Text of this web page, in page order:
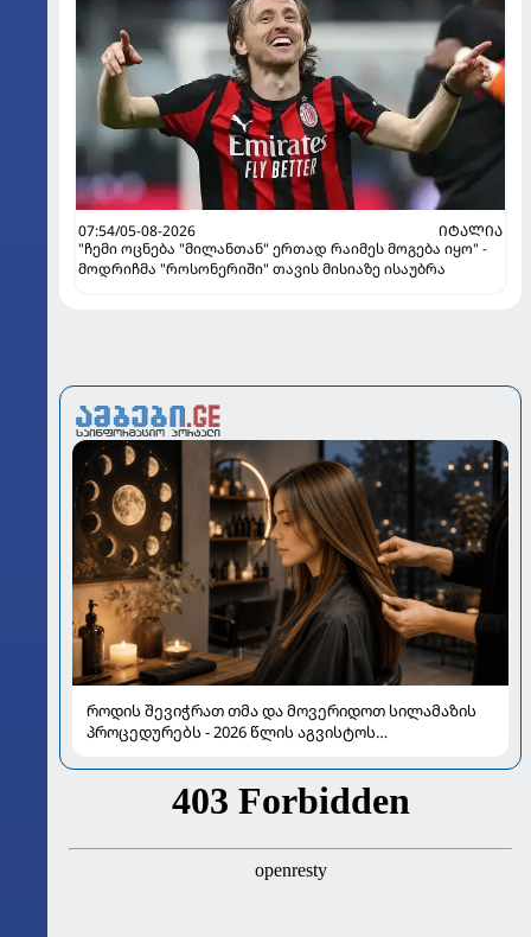
07:54/05-08-2026
ᲘᲢᲐᲚᲘᲐ
"ჩემი ოცნება "მილანთან" ერთად რაიმეს მოგება იყო" -
მოდრიჩმა "როსონერიში" თავის მისიაზე ისაუბრა
როდის შევიჭრათ თმა და მოვერიდოთ სილამაზის
პროცედურებს - 2026 წლის აგვისტოს